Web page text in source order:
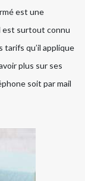
est une
est surtout connu
tarifs qu’il applique
plus sur ses
soit par mail